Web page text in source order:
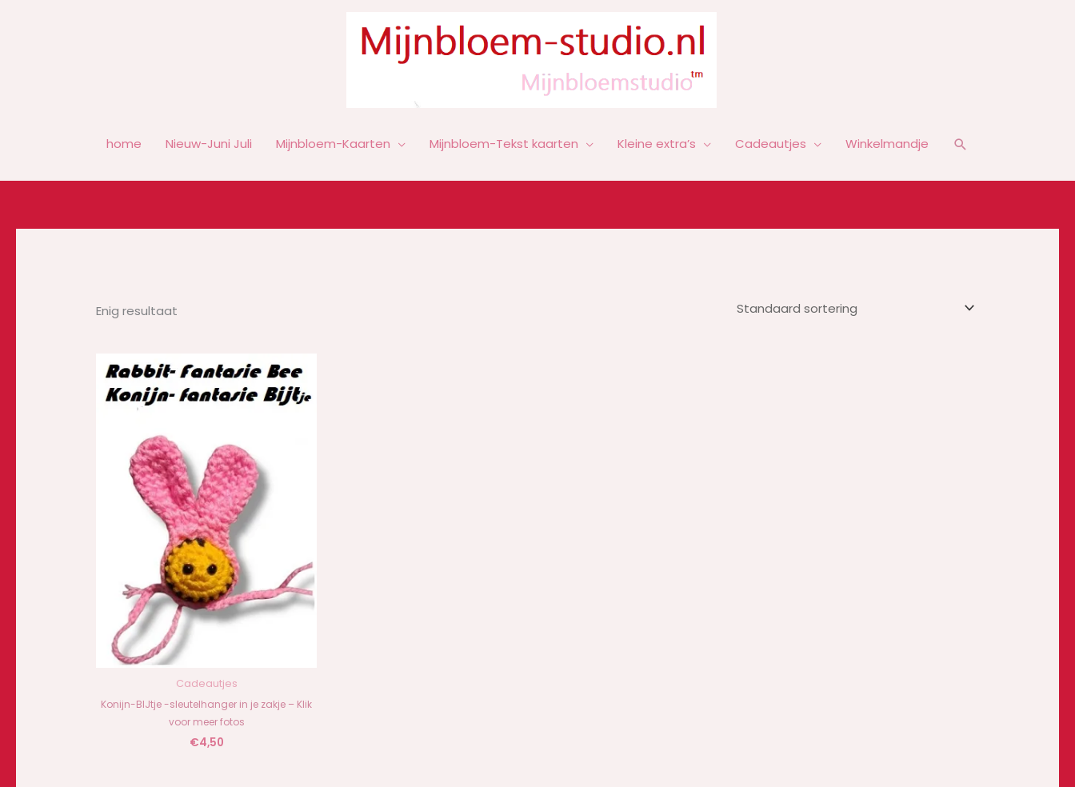
home Nieuw-Juni Juli Mijnbloem-Kaarten Mijnbloem-Tekst kaarten Kleine extra’s Cadeautjes Winkelmandje Zoeken
Enig resultaat
Cadeautjes
Konijn-BIJtje -sleutelhanger in je zakje – Klik
voor meer fotos
€4,50